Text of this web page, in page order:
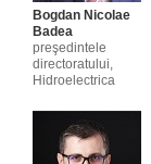
Bogdan Nicolae
Badea
preşedintele
directoratului,
Hidroelectrica